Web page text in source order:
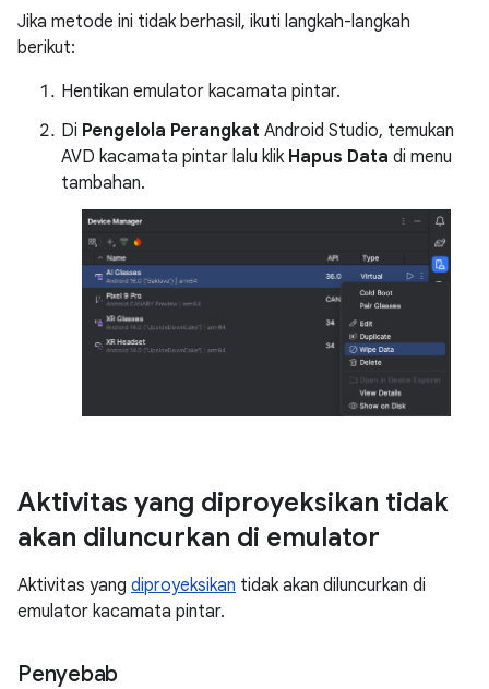
Jika metode ini tidak berhasil, ikuti langkah-langkah
berikut:
Hentikan emulator kacamata pintar.
Di Pengelola Perangkat Android Studio, temukan
AVD kacamata pintar lalu klik Hapus Data di menu
tambahan.
Aktivitas yang diproyeksikan tidak
akan diluncurkan di emulator
Aktivitas yang diproyeksikan tidak akan diluncurkan di
emulator kacamata pintar.
Penyebab